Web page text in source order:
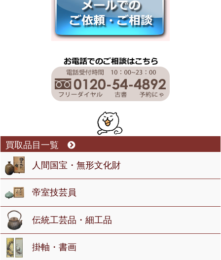
買取品目一覧
人間国宝・無形文化財
帝室技芸員
伝統工芸品・細工品
掛軸・書画